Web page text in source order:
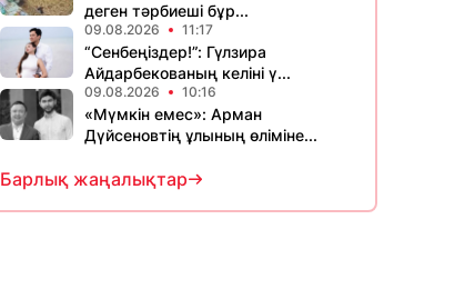
деген тәрбиеші бұр...
09.08.2026 11:17
“Сенбеңіздер!”: Гүлзира
Айдарбекованың келіні ү...
09.08.2026 10:16
«Мүмкін емес»: Арман
Дүйсеновтің ұлының өліміне...
Барлық жаңалықтар